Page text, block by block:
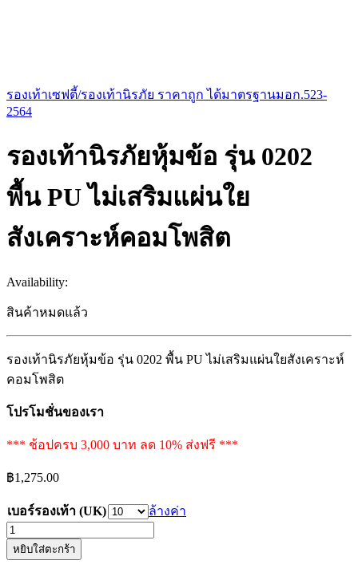
รองเท้าเซฟตี้/รองเท้านิรภัย ราคาถูก ได้มาตรฐานมอก.523-
2564
รองเท้านิรภัยหุ้มข้อ รุ่น 0202
พื้น PU ไม่เสริมแผ่นใย
สังเคราะห์คอมโพสิต
Availability:
สินค้าหมดแล้ว
รองเท้านิรภัยหุ้มข้อ รุ่น 0202 พื้น PU ไม่เสริมแผ่นใยสังเคราะห์
คอมโพสิต
โปรโมชั่นของเรา
*** ช้อปครบ 3,000 บาท ลด 10% ส่งฟรี ***
฿1,275.00
เบอร์รองเท้า (UK)
ล้างค่า
รองเท้า
นิรภัย
หยิบใส่ตะกร้า